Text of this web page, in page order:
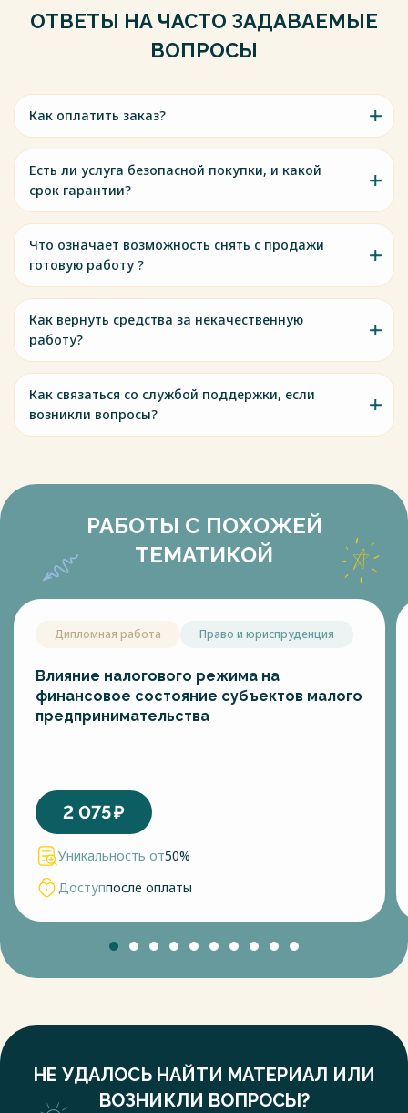
ОТВЕТЫ НА ЧАСТО ЗАДАВАЕМЫЕ
ВОПРОСЫ
Как оплатить заказ?
Есть ли услуга безопасной покупки, и какой
срок гарантии?
Что означает возможность снять с продажи
готовую работу ?
Как вернуть средства за некачественную
работу?
Как связаться со службой поддержки, если
возникли вопросы?
РАБОТЫ С ПОХОЖЕЙ
ТЕМАТИКОЙ
Дипломная работа Право и юриспруденция
Влияние налогового режима на
финансовое состояние субъектов малого
предпринимательства
2 075₽
Уникальность от50%
Доступпосле оплаты
НЕ УДАЛОСЬ НАЙТИ МАТЕРИАЛ ИЛИ
ВОЗНИКЛИ ВОПРОСЫ?